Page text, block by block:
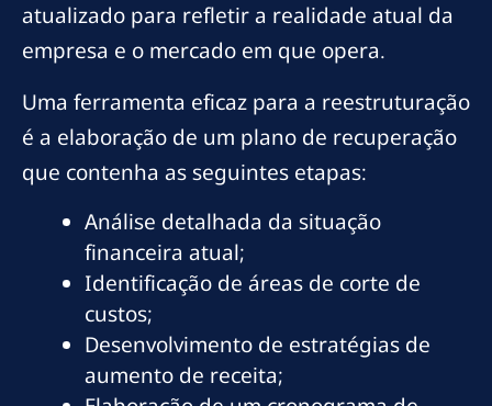
atualizado para refletir a realidade atual da
empresa e o mercado em que opera.
Uma ferramenta eficaz para a reestruturação
é a elaboração de um plano de recuperação
que contenha as seguintes etapas:
Análise detalhada da situação
financeira atual;
Identificação de áreas de corte de
custos;
Desenvolvimento de estratégias de
aumento de receita;